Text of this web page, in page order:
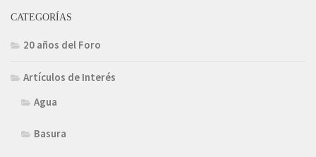
CATEGORÍAS
20 años del Foro
Artículos de Interés
Agua
Basura